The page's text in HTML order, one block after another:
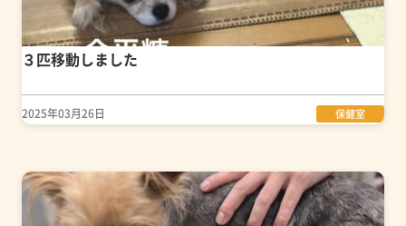
３匹移動しました
2025年03月26日 保健室